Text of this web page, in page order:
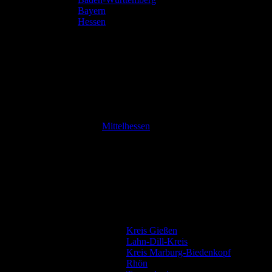
Bayern
Hessen
Mittelhessen
Kreis Gießen
Lahn-Dill-Kreis
Kreis Marburg-Biedenkopf
Rhön